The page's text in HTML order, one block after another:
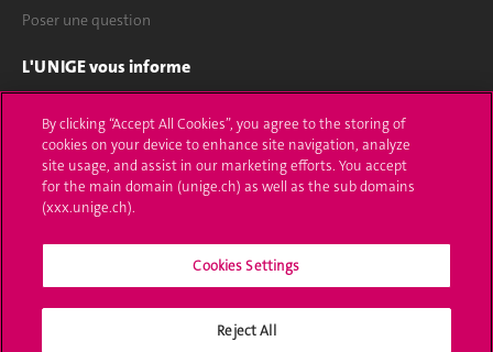
Poser une question
L'UNIGE vous informe
UNIGE Mobile
Médias
Offres d'emploi
Bibliothèque
Calendrier académique
By clicking “Accept All Cookies”, you agree to the storing of
cookies on your device to enhance site navigation, analyze
site usage, and assist in our marketing efforts. You accept
for the main domain (unige.ch) as well as the sub domains
(xxx.unige.ch).
Cookies Settings
Reject All